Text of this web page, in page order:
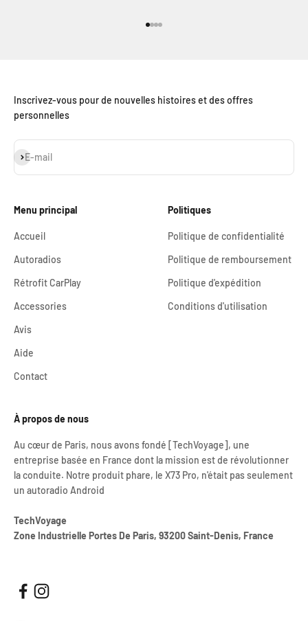
Inscrivez-vous pour de nouvelles histoires et des offres
personnelles
E-mail
S'inscrire
Menu principal
Accueil
Autoradios
Rétrofit CarPlay
Accessories
Avis
Aide
Contact
Politiques
Politique de confidentialité
Politique de remboursement
Politique d'expédition
Conditions d'utilisation
À propos de nous
Au cœur de Paris, nous avons fondé [TechVoyage], une
entreprise basée en France dont la mission est de révolutionner
la conduite. Notre produit phare, le X73 Pro, n'était pas seulement
un autoradio Android
TechVoyage
Zone Industrielle Portes De Paris, 93200 Saint-Denis, France